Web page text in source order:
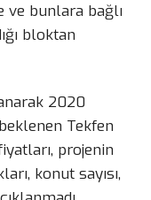
ve bunlara bağlı
bloktan
2020
Tekfen
projenin
konut sayısı,